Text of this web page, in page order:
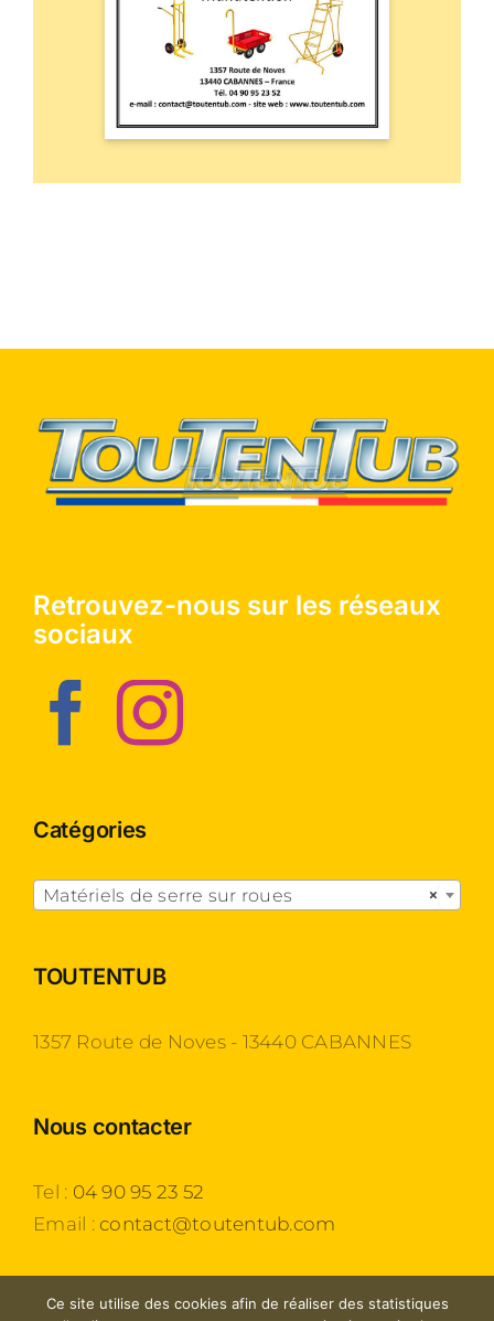
Retrouvez-nous sur les réseaux
sociaux
Catégories
×
Matériels de serre sur roues
TOUTENTUB
1357 Route de Noves - 13440 CABANNES
Nous contacter
Tel : 04 90 95 23 52
Email :contact@toutentub.com
Ce site utilise des cookies afin de réaliser des statistiques